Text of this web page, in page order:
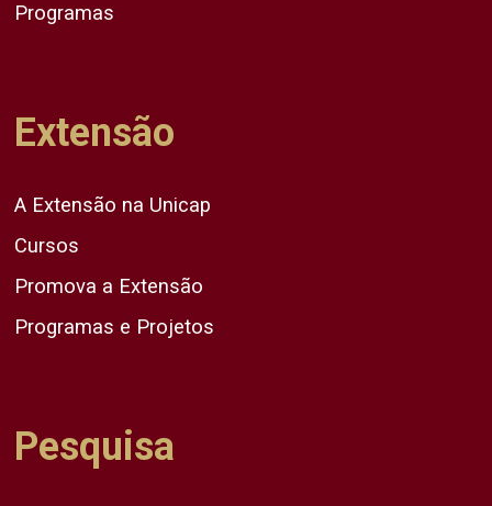
Programas
Extensão
A Extensão na Unicap
Cursos
Promova a Extensão
Programas e Projetos
Pesquisa